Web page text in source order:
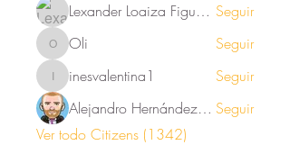
Lexander Loaiza Figueroa Seguir
Oli Oli Seguir
inesvalentina1
inesvalentina1
Seguir
Alejandro Hernández Renner Seguir
Ver todo Citizens (1342)